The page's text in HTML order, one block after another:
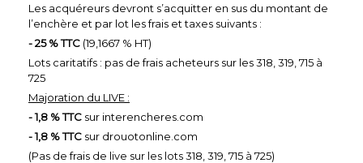
Les acquéreurs devront s’acquitter en sus du montant de
l’enchère et par lot les frais et taxes suivants :
- 25 % TTC (19,1667 % HT)
Lots caritatifs : pas de frais acheteurs sur les 318, 319, 715 à
725
Majoration du LIVE :
- 1,8 % TTC sur interencheres.com
- 1,8 % TTC sur drouotonline.com
(Pas de frais de live sur les lots 318, 319, 715 à 725)